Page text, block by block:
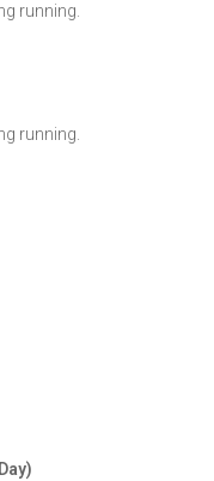
running.
running.